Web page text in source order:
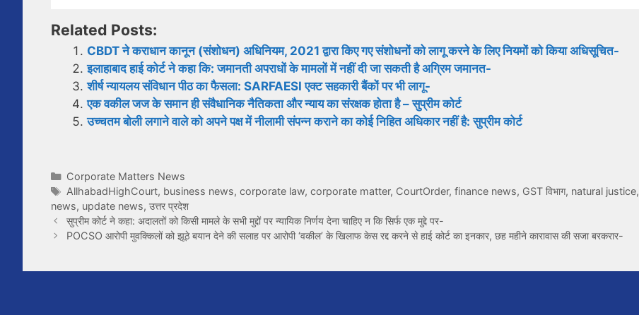
Related Posts:
CBDT ने कराधान कानून (संशोधन) अधिनियम, 2021 द्वारा किए गए संशोधनों को लागू करने के लिए नियमों को किया अधिसूचित-
इलाहाबाद हाई कोर्ट ने कहा कि: जमानती अपराधों के मामलों में नहीं दी जा सकती है अग्रिम जमानत-
शीर्ष न्यायलय संविधान पीठ का फैसला: SARFAESI एक्ट सहकारी बैंकों पर भी लागू-
एक वकील जज के समान ही संवैधानिक नैतिकता और न्याय का संरक्षक होता है – सुप्रीम कोर्ट
उच्चतम बोली लगाने वाले को अपने पक्ष में नीलामी संपन्न कराने का कोई निहित अधिकार नहीं है: सुप्रीम कोर्ट
Categories
Corporate Matters News
Tags
AllhabadHighCourt, business news, corporate law, corporate matter, CourtOrder, finance news, GST विभाग, natural justice,
news, update news, उत्तर प्रदेश
सुप्रीम कोर्ट ने कहा: अदालतों को किसी मामले के सभी मुद्दों पर न्यायिक निर्णय देना चाहिए न कि सिर्फ एक मुद्दे पर-
POCSO आरोपी मुवक्किलों को झूठे बयान देने की सलाह पर आरोपी ‘वकील’ के खिलाफ केस रद्द करने से हाई कोर्ट का इनकार, छह महीने कारावास की सजा बरकरार-